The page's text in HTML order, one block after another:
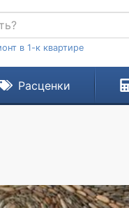
в 1-к квартире
Расценки